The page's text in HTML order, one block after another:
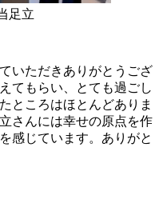
足立
いただきありがとうござ
てもらい、とても過ごし
ところはほとんどありま
さんには幸せの原点を作
感じています。ありがと